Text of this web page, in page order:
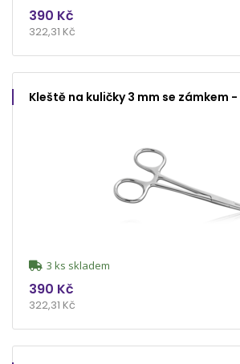
390 Kč
322,31 Kč
Kleště na kuličky 3 mm se zámkem -
3 ks skladem
390 Kč
322,31 Kč